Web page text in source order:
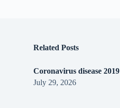
Related Posts
Coronavirus disease 2019
July 29, 2026